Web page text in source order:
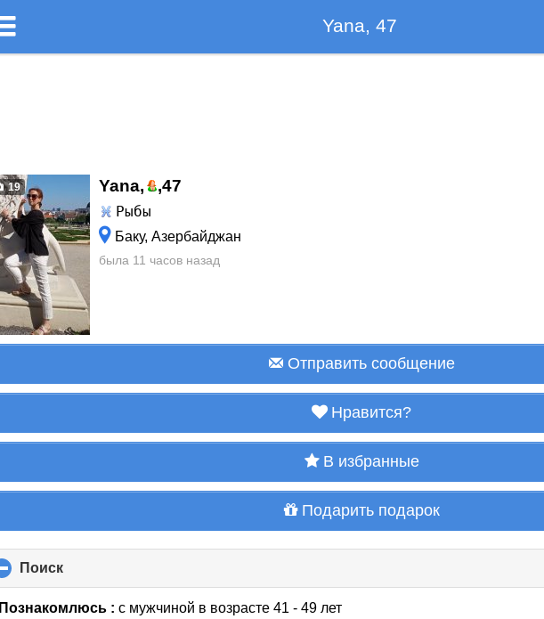
Yana, 47
19 Yana, ,47
Рыбы
Баку, Азербайджан
была 11 часов назад
Отправить сообщение
Нравится?
В избранные
Подарить подарок
Поиск
to
collapse
Познакомлюсь :с мужчиной в возрасте 41 - 49 лет